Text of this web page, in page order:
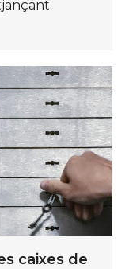
caixes de